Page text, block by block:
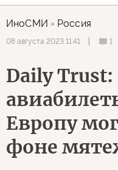
ИноСМИ Россия
08 августа 2023 11:41 1
Daily
Европу
фоне